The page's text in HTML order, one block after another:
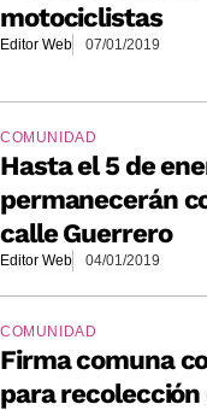
motociclistas
Editor Web 07/01/2019
COMUNIDAD
Hasta el 5 de
permanecerán
calle Guerrero
Editor Web 04/01/2019
COMUNIDAD
Firma comuna
para